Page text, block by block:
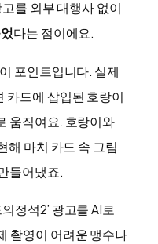
를 외부 대행사 없이
다는 점이에요.
포인트입니다. 실제
카드에 삽입된 호랑이
움직여요. 호랑이와
해 마치 카드 속 그림
들어냈죠.
정석2’ 광고를 AI로
촬영이 어려운 맹수나